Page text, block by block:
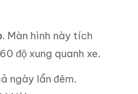
. Màn hình này tích
độ xung quanh xe.
ngày lẫn đêm.